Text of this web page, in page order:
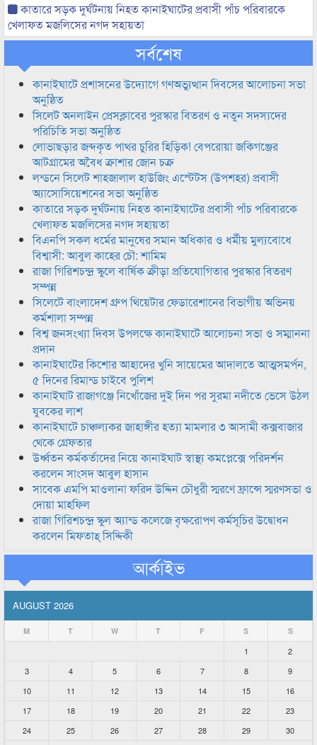
কাতারে সড়ক দুর্ঘটনায় নিহত কানাইঘাটের প্রবাসী পাঁচ পরিবারকে
খেলাফত মজলিসের নগদ সহায়তা
সর্বশেষ
কানাইঘাটে প্রশাসনের উদ্যোগে গণঅভ্যুত্থান দিবসের আলোচনা সভা
অনুষ্ঠিত
সিলেট অনলাইন প্রেসক্লাবের পুরস্কার বিতরণ ও নতুন সদস্যদের
পরিচিতি সভা অনুষ্ঠিত
লোভাছড়ার জব্দকৃত পাথর চুরির হিড়িক! বেপরোয়া জকিগঞ্জের
আটগ্রামের অবৈধ ক্রাশার জোন চক্র
লন্ডনে সিলেট শাহজালাল হাউজিং এস্টেটস (উপশহর) প্রবাসী
অ্যাসোসিয়েশনের সভা অনুষ্ঠিত
কাতারে সড়ক দুর্ঘটনায় নিহত কানাইঘাটের প্রবাসী পাঁচ পরিবারকে
খেলাফত মজলিসের নগদ সহায়তা
বিএনপি সকল ধর্মের মানুষের সমান অধিকার ও ধর্মীয় মুল্যবোধে
বিশ্বাসী: আবুল কাহের চৌ: শামিম
রাজা গিরিশচন্দ্র স্কুলে বার্ষিক ক্রীড়া প্রতিযোগিতার পুরস্কার বিতরণ
সম্পন্ন
সিলেটে বাংলাদেশ গ্রুপ থিয়েটার ফেডারেশানের বিভাগীয় অভিনয়
কর্মশালা সম্পন্ন
বিশ্ব জনসংখ্যা দিবস উপলক্ষে কানাইঘাটে আলোচনা সভা ও সম্মাননা
প্রদান
কানাইঘাটের কিশোর আহাদের খুনি সায়েমের আদালতে আত্মসমর্পন,
৫ দিনের রিমান্ড চাইবে পুলিশ
কানাইঘাট রাজাগঞ্জে নিখোঁজের দুই দিন পর সুরমা নদীতে ভেসে উঠল
যুবকের লাশ
কানাইঘাটে চাঞ্চল্যকর জাহাঙ্গীর হত্যা মামলার ৩ আসামী কক্সবাজার
থেকে গ্রেফতার
উর্ধ্বতন কর্মকর্তাদের নিয়ে কানাইঘাট স্বাস্থ্য কমপ্লেক্সে পরিদর্শন
করলেন সাংসদ আবুল হাসান
সাবেক এমপি মাওলানা ফরিদ উদ্দিন চৌধুরী স্মরণে ফ্রান্সে স্মরণসভা ও
দোয়া মাহফিল
রাজা গিরিশচন্দ্র স্কুল অ্যান্ড কলেজে বৃক্ষরোপণ কর্মসূচির উদ্বোধন
করলেন মিফতাহ্ সিদ্দিকী
আর্কাইভ
AUGUST 2026
M T W T F S S
1
2
3
4 5 6 7 8
9
10
11 12 13 14 15
16
17
18 19 20 21 22
23
24
25 26 27 28 29
30